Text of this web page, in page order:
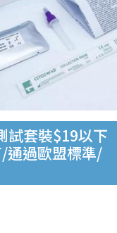
試套裝$19以下
通過歐盟標準/